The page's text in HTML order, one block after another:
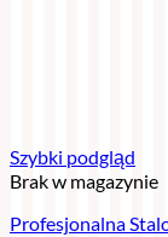
Szybki podgląd
Brak w magazynie
Profesjonalna